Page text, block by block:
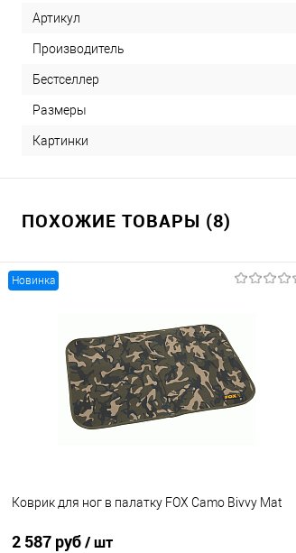
Артикул
Производитель
Бестселлер
Размеры
Картинки
ПОХОЖИЕ ТОВАРЫ (8)
Новинка
Коврик для ног в палатку FOX Camo Bivvy Mat
2 587 руб/ шт